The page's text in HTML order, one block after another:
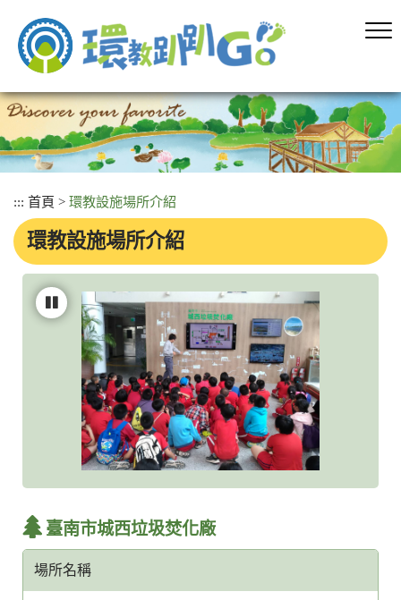
容
塊
::: 首頁 > 環教設施場所介紹
環教設施場所介紹
臺南市城西垃圾焚化廠
場所名稱